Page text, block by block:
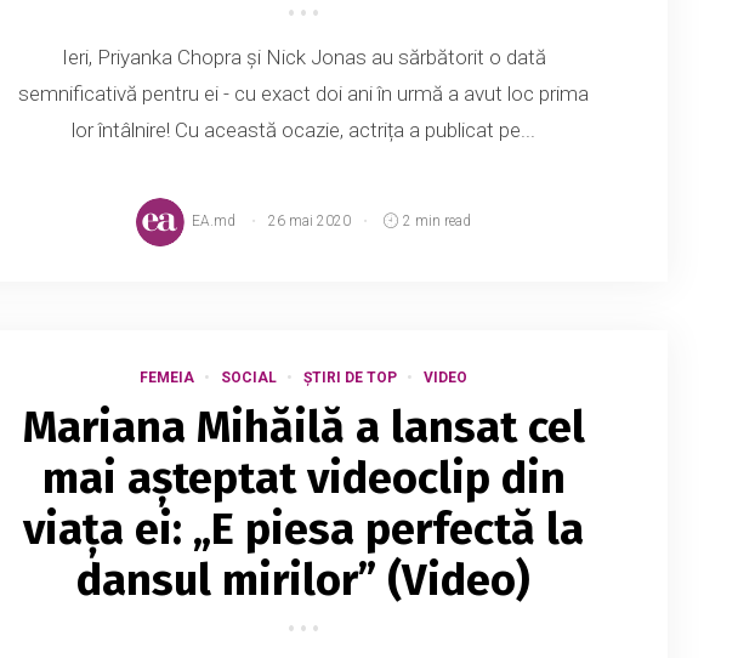
Ieri, Priyanka Chopra și Nick Jonas au sărbătorit o dată
semnificativă pentru ei - cu exact doi ani în urmă a avut loc prima
lor întâlnire! Cu această ocazie, actrița a publicat pe...
EA.md 26 mai 2020 2 min read
FEMEIA SOCIAL ȘTIRI DE TOP VIDEO
Mariana Mihăilă a lansat cel
mai așteptat videoclip din
viața ei: „E piesa perfectă la
dansul mirilor” (Video)